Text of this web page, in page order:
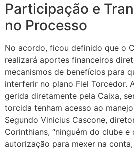
Participação e
no Processo
No acordo, ficou definido que o
realizará aportes financeiros
mecanismos de benefícios para
interferir no plano Fiel Torcedor.
gerida diretamente pela Caixa,
torcida tenham acesso ao
Segundo Vinicius Cascone,
Corinthians, “ninguém do clube
autorização para mexer na